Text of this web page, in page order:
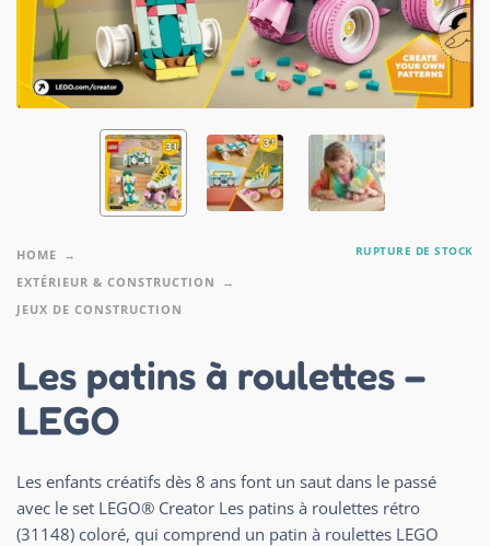
HOME
EXTÉRIEUR & CONSTRUCTION
JEUX DE CONSTRUCTION
RUPTURE DE STOCK
Les patins à roulettes –
LEGO
Les enfants créatifs dès 8 ans font un saut dans le passé
avec le set LEGO® Creator Les patins à roulettes rétro
(31148) coloré, qui comprend un patin à roulettes LEGO